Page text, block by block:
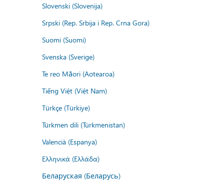
Slovenski (Slovenija)
Srpski (Rep. Srbija i Rep. Crna Gora)
Suomi (Suomi)
Svenska (Sverige)
Te reo Māori (Aotearoa)
Tiếng Việt (Việt Nam)
Türkçe (Türkiye)
Türkmen dili (Türkmenistan)
Valencià (Espanya)
Ελληνικά (Ελλάδα)
Беларуская (Беларусь)